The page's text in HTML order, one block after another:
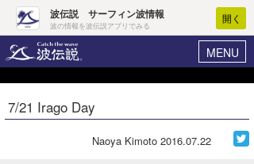
波伝説 サーフィン波情報
波の情報を波伝説アプリでみる
開く
MENU
ヘルプ マイホーム
ログイン
7/21 Irago Day
Naoya Kimoto 2016.07.22
Core Surf Japan